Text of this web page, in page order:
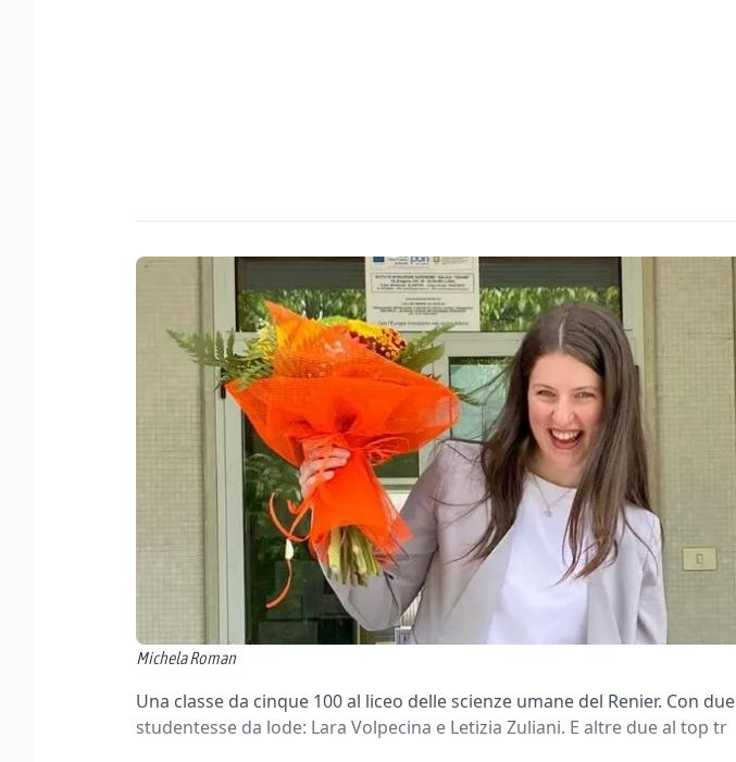
Michela Roman
Una classe da cinque 100 al liceo delle scienze umane del Renier. Con due
studentesse da lode: Lara Volpecina e Letizia Zuliani. E altre due al top tr